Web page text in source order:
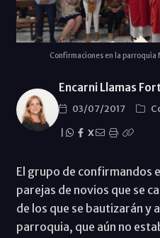
Confirmaciones en la parroquia
Encarni Llamas
03/07/2017
X
El grupo de confirmandos
parejas de novios que se
de los que se bautizarán y
parroquia, que aún no